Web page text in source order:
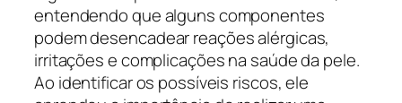
entendendo que alguns componentes
podem desencadear reações alérgicas,
irritações e complicações na saúde da pele.
Ao identificar os possíveis riscos, ele